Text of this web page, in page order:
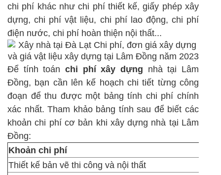
chi phí khác như chi phí thiết kế, giấy phép xây
dựng, chi phí vật liệu, chi phí lao động, chi phí
điện nước, chi phí hoàn thiện nội thất...
Để tính toán chi phí xây dựng nhà tại Lâm
Đồng, bạn cần lên kế hoạch chi tiết từng công
đoạn để thu được một bảng tính chi phí chính
xác nhất. Tham khảo bảng tính sau để biết các
khoản chi phí cơ bản khi xây dựng nhà tại Lâm
Đồng:
Khoản chi phí
Thiết kế bản vẽ thi công và nội thất